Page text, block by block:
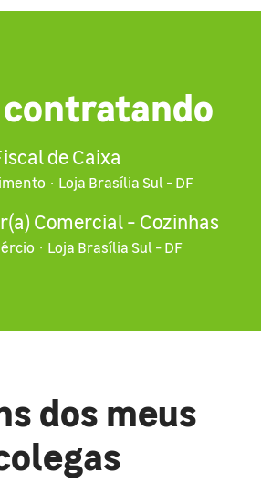
de Caixa
· Loja Brasília Sul - DF
Comercial - Cozinhas
· Loja Brasília Sul - DF
dos meus